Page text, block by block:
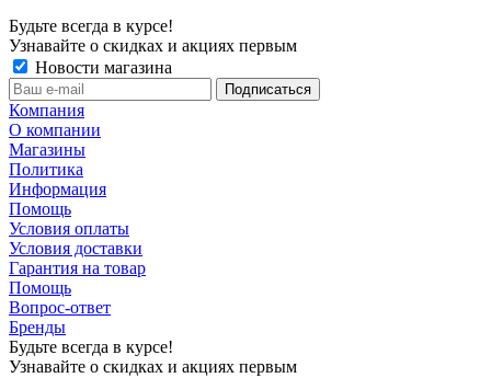
Будьте всегда в курсе!
Узнавайте о скидках и акциях первым
Новости магазина
Компания
О компании
Магазины
Политика
Информация
Помощь
Условия оплаты
Условия доставки
Гарантия на товар
Помощь
Вопрос-ответ
Бренды
Будьте всегда в курсе!
Узнавайте о скидках и акциях первым